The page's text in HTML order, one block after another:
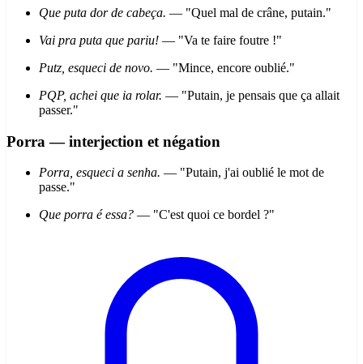
Que puta dor de cabeça. — "Quel mal de crâne, putain."
Vai pra puta que pariu! — "Va te faire foutre !"
Putz, esqueci de novo. — "Mince, encore oublié."
PQP, achei que ia rolar. — "Putain, je pensais que ça allait
passer."
Porra — interjection et négation
Porra, esqueci a senha. — "Putain, j'ai oublié le mot de
passe."
Que porra é essa? — "C'est quoi ce bordel ?"